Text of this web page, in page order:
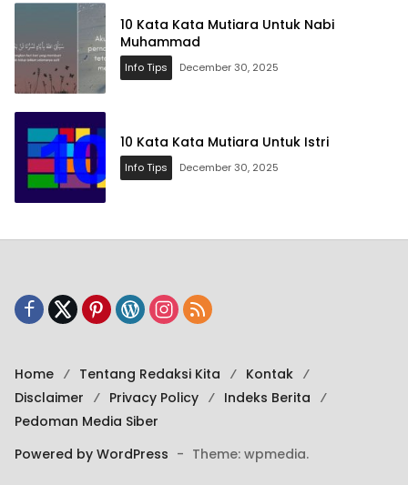
10 Kata Kata Mutiara Untuk Nabi
Muhammad
Info Tips December 30, 2025
10 Kata Kata Mutiara Untuk Istri
Info Tips December 30, 2025
Home Tentang Redaksi Kita
Kontak
Disclaimer
Privacy Policy
Indeks Berita
Pedoman Media Siber
Powered by WordPress - Theme: wpmedia.